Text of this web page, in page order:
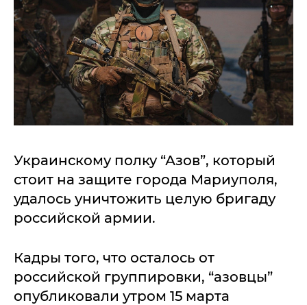
Украинскому полку “Азов”, который
стоит на защите города Мариуполя,
удалось уничтожить целую бригаду
российской армии.
Кадры того, что осталось от
российской группировки, “азовцы”
опубликовали утром 15 марта